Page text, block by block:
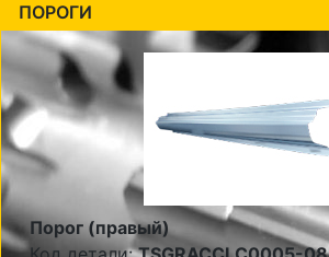
ПОРОГИ
Порог (правый)